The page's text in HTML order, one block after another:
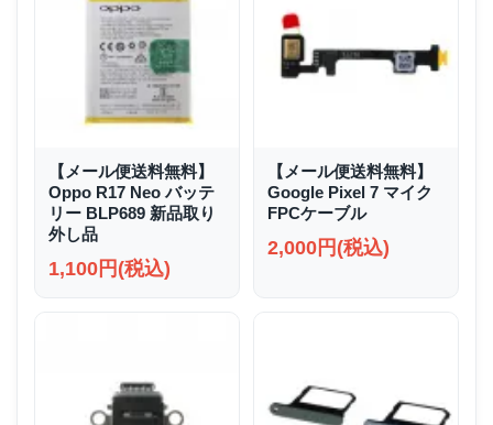
【メール便送料無料】
Oppo R17 Neo バッテ
リー BLP689 新品取り
外し品
1,100円(税込)
【メール便送料無料】
Google Pixel 7 マイク
FPCケーブル
2,000円(税込)